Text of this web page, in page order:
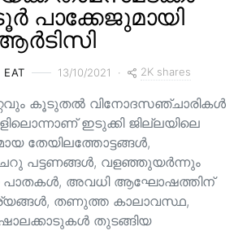
പാക്കേജുമായി
EAT 13/10/2021 2K shares
കൂടുതൽ വിനോദസഞ്ചാരികൾ
ഇടുക്കി ജില്ലയിലെ
തേയിലത്തോട്ടങ്ങള്‍,
പട്ടണങ്ങള്‍, വളഞ്ഞുയര്‍ന്നും
പാതകള്‍, അവധി ആഘോഷത്തിന്
തണുത്ത കാലാവസ്ഥ,
തുടങ്ങിയ